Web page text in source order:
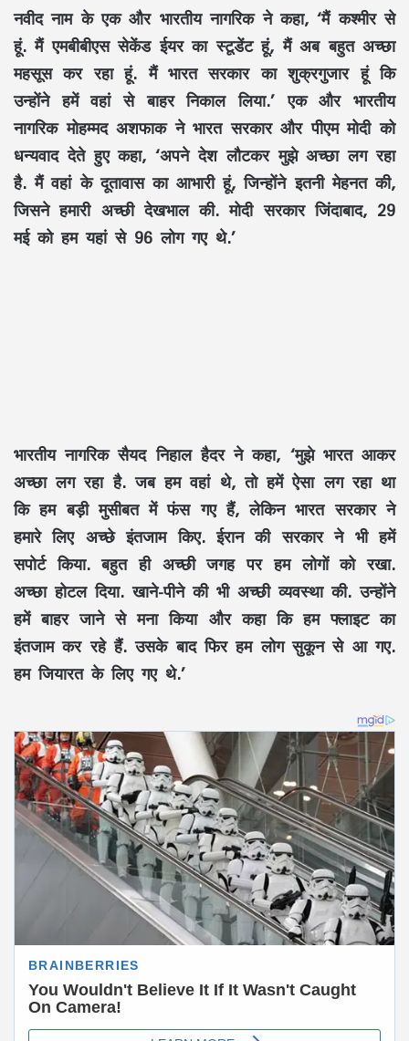
नवीद नाम के एक और भारतीय नागरिक ने कहा, ‘मैं कश्मीर से
हूं. मैं एमबीबीएस सेकेंड ईयर का स्टूडेंट हूं, मैं अब बहुत अच्छा
महसूस कर रहा हूं. मैं भारत सरकार का शुक्रगुजार हूं कि
उन्होंने हमें वहां से बाहर निकाल लिया.’ एक और भारतीय
नागरिक मोहम्मद अशफाक ने भारत सरकार और पीएम मोदी को
धन्यवाद देते हुए कहा, ‘अपने देश लौटकर मुझे अच्छा लग रहा
है. मैं वहां के दूतावास का आभारी हूं, जिन्होंने इतनी मेहनत की,
जिसने हमारी अच्छी देखभाल की. मोदी सरकार जिंदाबाद, 29
मई को हम यहां से 96 लोग गए थे.’
भारतीय नागरिक सैयद निहाल हैदर ने कहा, ‘मुझे भारत आकर
अच्छा लग रहा है. जब हम वहां थे, तो हमें ऐसा लग रहा था
कि हम बड़ी मुसीबत में फंस गए हैं, लेकिन भारत सरकार ने
हमारे लिए अच्छे इंतजाम किए. ईरान की सरकार ने भी हमें
सपोर्ट किया. बहुत ही अच्छी जगह पर हम लोगों को रखा.
अच्छा होटल दिया. खाने-पीने की भी अच्छी व्यवस्था की. उन्होंने
हमें बाहर जाने से मना किया और कहा कि हम फ्लाइट का
इंतजाम कर रहे हैं. उसके बाद फिर हम लोग सुकून से आ गए.
हम जियारत के लिए गए थे.’